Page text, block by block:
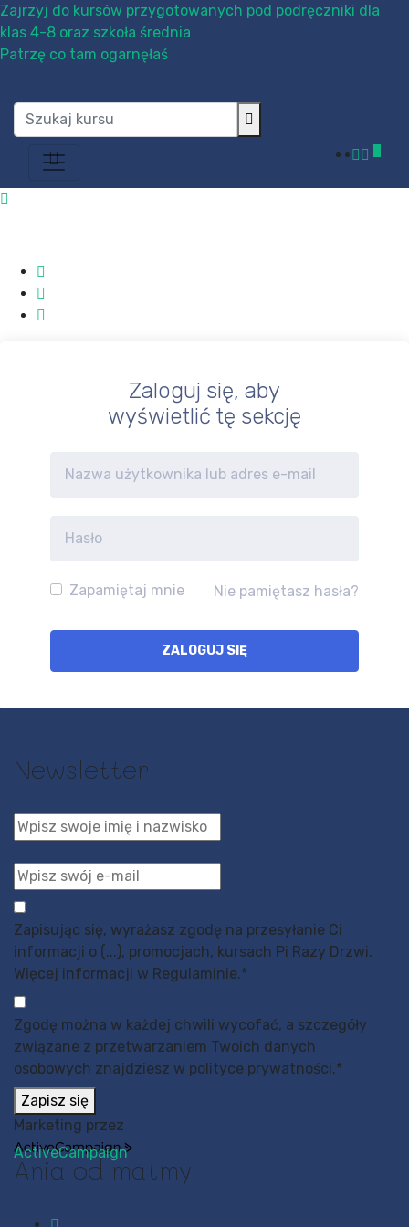
Zajrzyj do kursów przygotowanych pod podręczniki dla
klas 4-8 oraz szkoła średnia
Patrzę co tam ogarnęłaś
Zaloguj się, aby
wyświetlić tę sekcję
Zapamiętaj mnie Nie pamiętasz hasła?
Newsletter
Zapisując się, wyrażasz zgodę na przesyłanie Ci
informacji o (...), promocjach, kursach Pi Razy Drzwi.
Więcej informacji w Regulaminie.*
Zgodę można w każdej chwili wycofać, a szczegóły
związane z przetwarzaniem Twoich danych
osobowych znajdziesz w polityce prywatności.*
Zapisz się
Marketing przez
ActiveCampaign
Ania od matmy